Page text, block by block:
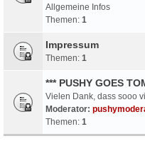
Allgemeine Infos
Themen: 1
Impressum
Themen: 1
*** PUSHY GOES
Vielen Dank, dass sooo
Moderator:
Themen: 1